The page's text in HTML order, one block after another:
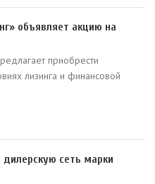
объявляет акцию на
приобрести
лизинга и финансовой
сеть марки